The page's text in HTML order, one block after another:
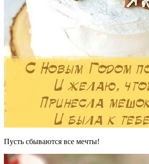
Пусть сбываются все мечты!